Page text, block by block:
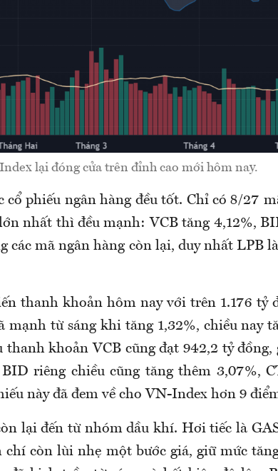
lại đóng cửa trên đỉnh cao mới hôm nay.
cổ phiếu ngân hàng đều tốt. Chỉ có 8/27
nhất thì đều mạnh: VCB tăng 4,12%,
các mã ngân hàng còn lại, duy nhất LPB
thanh khoản hôm nay với trên 1.176 tỷ
mạnh từ sáng khi tăng 1,32%, chiều nay
khoản VCB cũng đạt 942,2 tỷ đồng,
riêng chiều cũng tăng thêm 3,07%,
này đã đem về cho VN-Index hơn 9
lại đến từ nhóm dầu khí. Hơi tiếc là
chí còn lùi nhẹ một bước giá, giữ mức